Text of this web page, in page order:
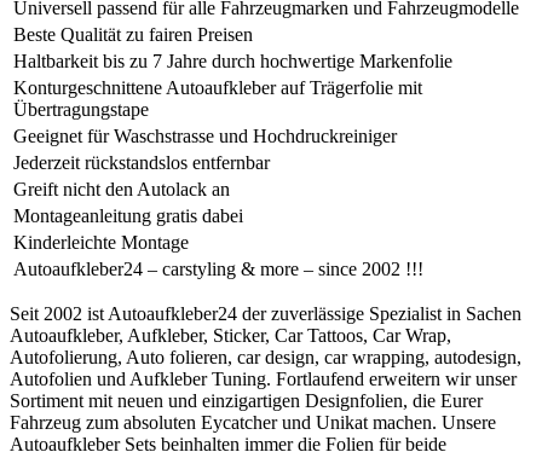
Universell passend für alle Fahrzeugmarken und Fahrzeugmodelle
Beste Qualität zu fairen Preisen
Haltbarkeit bis zu 7 Jahre durch hochwertige Markenfolie
Konturgeschnittene Autoaufkleber auf Trägerfolie mit
Übertragungstape
Geeignet für Waschstrasse und Hochdruckreiniger
Jederzeit rückstandslos entfernbar
Greift nicht den Autolack an
Montageanleitung gratis dabei
Kinderleichte Montage
Autoaufkleber24 – carstyling & more – since 2002 !!!
Seit 2002 ist Autoaufkleber24 der zuverlässige Spezialist in Sachen
Autoaufkleber, Aufkleber, Sticker, Car Tattoos, Car Wrap,
Autofolierung, Auto folieren, car design, car wrapping, autodesign,
Autofolien und Aufkleber Tuning. Fortlaufend erweitern wir unser
Sortiment mit neuen und einzigartigen Designfolien, die Eurer
Fahrzeug zum absoluten Eycatcher und Unikat machen. Unsere
Autoaufkleber Sets beinhalten immer die Folien für beide